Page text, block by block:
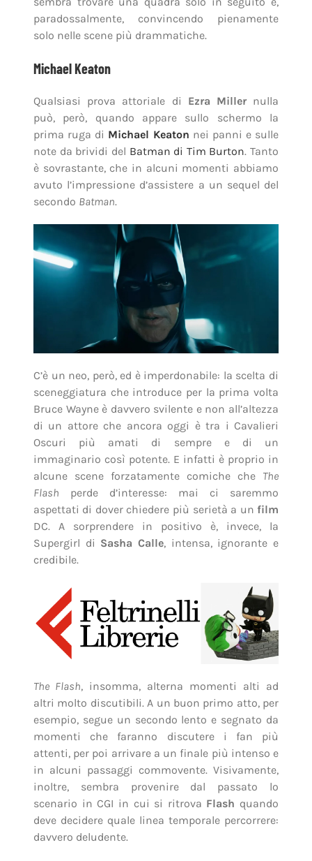
paradossalmente, convincendo pienamente
solo nelle scene più drammatiche.
Michael Keaton
Qualsiasi prova attoriale di Ezra Millernulla
può, però, quando appare sullo schermo la
prima ruga di Michael Keaton nei panni e sulle
note da brividi del Batman di Tim Burton. Tanto
è sovrastante, che in alcuni momenti abbiamo
avuto l’impressione d’assistere a un sequel del
secondo Batman.
C’è un neo, però, ed è imperdonabile: la scelta di
sceneggiatura che introduce per la prima volta
Bruce Wayne è davvero svilente e non all’altezza
di un attore che ancora oggi è tra i Cavalieri
Oscuri più amati di sempre e di un
immaginario così potente. E infatti è proprio in
alcune scene forzatamente comiche che The
Flash perde d’interesse: mai ci saremmo
aspettati di dover chiedere più serietà a un film
DC. A sorprendere in positivo è, invece, la
Supergirl di Sasha Calle, intensa, ignorante e
credibile.
The Flash, insomma, alterna momenti alti ad
altri molto discutibili. A un buon primo atto, per
esempio, segue un secondo lento e segnato da
momenti che faranno discutere i fan più
attenti, per poi arrivare a un finale più intenso e
in alcuni passaggi commovente. Visivamente,
inoltre, sembra provenire dal passato lo
scenario in CGI in cui si ritrova Flash quando
deve decidere quale linea temporale percorrere:
davvero deludente.